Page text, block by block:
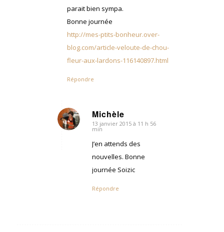
parait bien sympa.
Bonne journée
http://mes-ptits-bonheur.over-
blog.com/article-veloute-de-chou-
fleur-aux-lardons-116140897.html
Répondre
Michèle
dit
13 janvier 2015 à 11 h 56
min
J’en attends des
nouvelles. Bonne
journée Soizic
Répondre